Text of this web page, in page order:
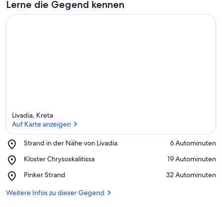
Lerne die Gegend kennen
Livadia, Kreta
Auf Karte anzeigen
Strand in der Nähe von Livadia
Place,
in
Nähe
Livadia
‪6 Autominuten‬
Kloster Chrysoskalitissa
Place,
Chrysoskalitissa
‪19 Autominuten‬
Pinker Strand
Place,
Strand
‪32 Autominuten‬
Weitere Infos zu dieser Gegend